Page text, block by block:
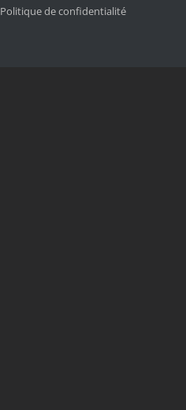
Politique de confidentialité